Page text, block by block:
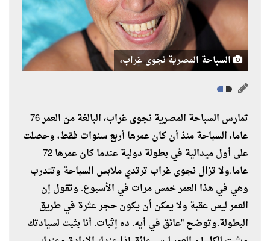
السباحة المصرية نجوى غراب،
تمارس السباحة المصرية نجوى غراب، البالغة من العمر 76
عاما، السباحة منذ أن كان عمرها أربع سنوات فقط، وحصلت
على أول ميدالية في بطولة دولية عندما كان عمرها 72
عاما.ولا تزال نجوى غراب ترتدي ملابس السباحة وتتدرب
وهي في هذا العمر خمس مرات في الأسبوع. وتقول إن
العمر ليس عقبة ولا يمكن أن يكون حجر عثرة في طريق
البطولة.وتوضح "عائق في أيه. ده إثبات. أنا بثبت لسيادتك